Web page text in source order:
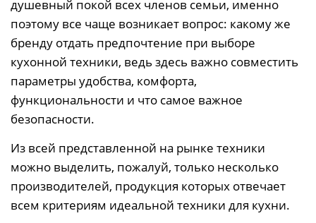
душевный покой всех членов семьи, именно
поэтому все чаще возникает вопрос: какому же
бренду отдать предпочтение при выборе
кухонной техники, ведь здесь важно совместить
параметры удобства, комфорта,
функциональности и что самое важное
безопасности.
Из всей представленной на рынке техники
можно выделить, пожалуй, только несколько
производителей, продукция которых отвечает
всем критериям идеальной техники для кухни.